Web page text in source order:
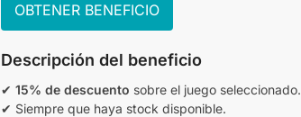
OBTENER BENEFICIO
Descripción del beneficio
✔15% de descuento sobre el juego seleccionado.
✔ Siempre que haya stock disponible.